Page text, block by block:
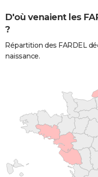
D'où venaient les
?
Répartition des FARDEL
naissance.